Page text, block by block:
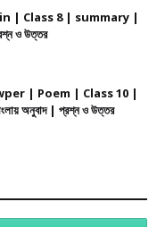
| Class 8 | summary |
ও উত্তর
| Poem | Class 10 |
অনুবাদ | প্রশ্ন ও উত্তর